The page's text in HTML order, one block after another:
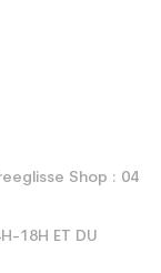
Shop : 04
18H ET DU